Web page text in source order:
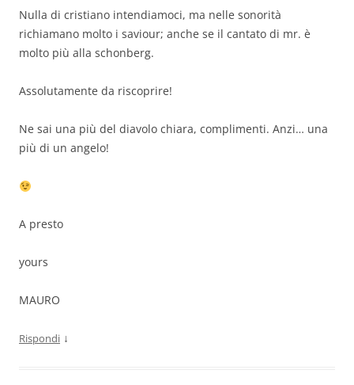
Nulla di cristiano intendiamoci, ma nelle sonorità
richiamano molto i saviour; anche se il cantato di mr. è
molto più alla schonberg.
Assolutamente da riscoprire!
Ne sai una più del diavolo chiara, complimenti. Anzi… una
più di un angelo!
A presto
yours
MAURO
Rispondi ↓